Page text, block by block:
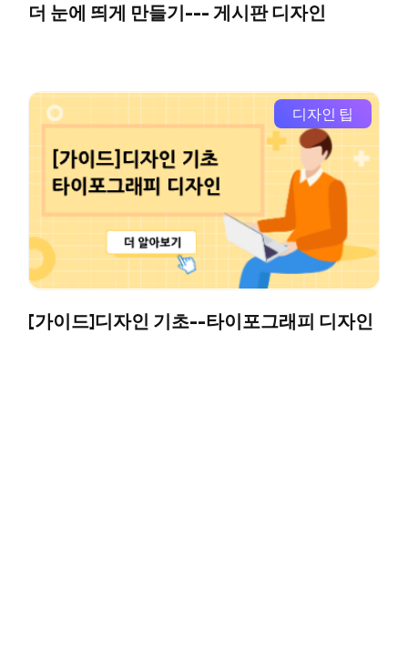
더 눈에 띄게 만들기--- 게시판 디자인
디자인 팁
[가이드]디자인 기초--타이포그래피 디자인